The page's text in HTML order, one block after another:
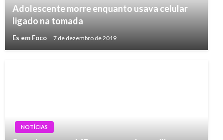
Adolescente morre enquanto usava celular
ligado na tomada
Es em Foco 7 de dezembro de 2019
NOTÍCIAS